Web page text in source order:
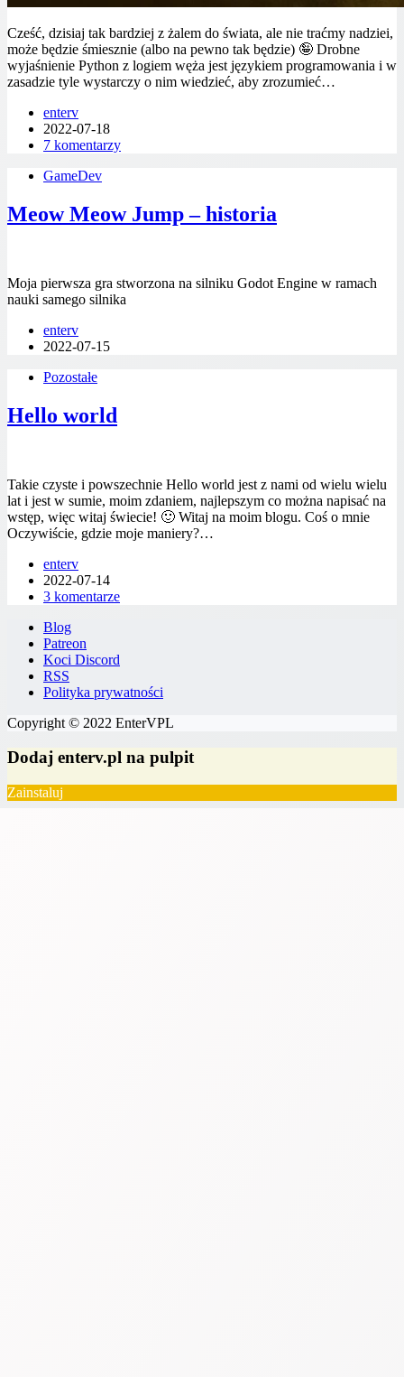
Cześć, dzisiaj tak bardziej z żalem do świata, ale nie traćmy nadziei,
może będzie śmiesznie (albo na pewno tak będzie) 🤪 Drobne
wyjaśnienie Python z logiem węża jest językiem programowania i w
zasadzie tyle wystarczy o nim wiedzieć, aby zrozumieć…
enterv
2022-07-18
7 komentarzy
GameDev
Meow Meow Jump – historia
Moja pierwsza gra stworzona na silniku Godot Engine w ramach
nauki samego silnika
enterv
2022-07-15
Pozostałe
Hello world
Takie czyste i powszechnie Hello world jest z nami od wielu wielu
lat i jest w sumie, moim zdaniem, najlepszym co można napisać na
wstęp, więc witaj świecie! 🙂 Witaj na moim blogu. Coś o mnie
Oczywiście, gdzie moje maniery?…
enterv
2022-07-14
3 komentarze
Blog
Patreon
Koci Discord
RSS
Polityka prywatności
Copyright © 2022 EnterVPL
Dodaj enterv.pl na pulpit
Zainstaluj